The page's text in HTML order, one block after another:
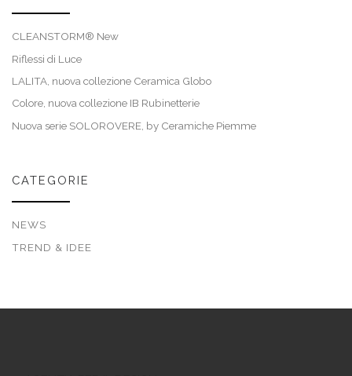
CLEANSTORM® New
Riflessi di Luce
LALITA, nuova collezione Ceramica Globo
Colore, nuova collezione IB Rubinetterie
Nuova serie SOLOROVERE, by Ceramiche Piemme
CATEGORIE
NEWS
TREND & IDEE